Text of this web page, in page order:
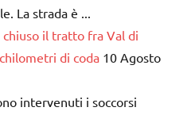
La strada è ...
il tratto fra Val di
di coda 10 Agosto
intervenuti i soccorsi